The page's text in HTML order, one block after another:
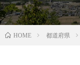
HOME 都道府県